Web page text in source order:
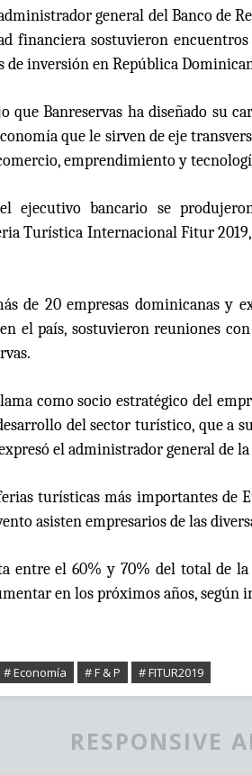
general del Banco de
financiera sostuvieron
de inversión en República
que Banreservas ha diseñado su
que le sirven de eje
emprendimiento y
ejecutivo bancario se
Turística Internacional Fitur
de 20 empresas dominicanas y
el país, sostuvieron reuniones
como socio estratégico del
del sector turístico, que a
el administrador general de
turísticas más importantes de
asisten empresarios de las
entre el 60% y 70% del total de
en los próximos años, según
# Economía # F & P # FITUR2019
RESPONSIVE